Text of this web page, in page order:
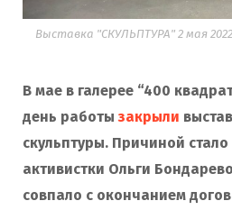
Выставка "СКУЛЬПТУРА" 2 мая
В мае в галерее “400
день работызакрыли
скульптуры. Причиной
активистки Ольги
совпало с окончанием